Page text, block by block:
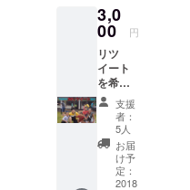
ホーム
画像を
ご提示
いただ
き入場
してい
ただく
形にな
りま
す。 ＊
複数枚
の場合
は、ご
3,0
00 円
リツ
イート
を希望
されて
いるツ
イッ
ターの
投稿を
メン
バー50
支援
者：
5人
お届
け予
定：
2018